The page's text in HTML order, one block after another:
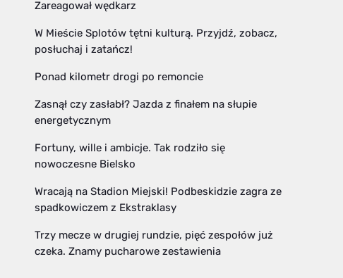
Zareagował wędkarz
W Mieście Splotów tętni kulturą. Przyjdź, zobacz,
posłuchaj i zatańcz!
Ponad kilometr drogi po remoncie
Zasnął czy zasłabł? Jazda z finałem na słupie
energetycznym
Fortuny, wille i ambicje. Tak rodziło się
nowoczesne Bielsko
Wracają na Stadion Miejski! Podbeskidzie zagra ze
spadkowiczem z Ekstraklasy
Trzy mecze w drugiej rundzie, pięć zespołów już
czeka. Znamy pucharowe zestawienia